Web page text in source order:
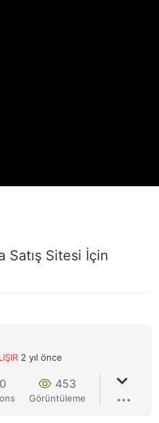
Satış Sitesi İçin
2 yıl önce
0 453
Görüntüleme